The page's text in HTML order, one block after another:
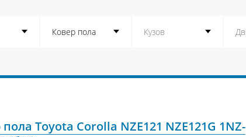
Toyota Corolla NZE121 NZE121G 1NZ-